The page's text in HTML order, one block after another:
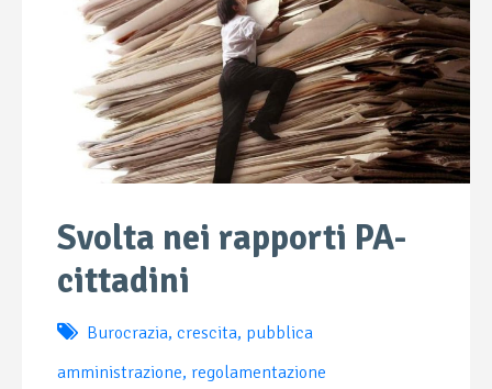
Svolta nei rapporti PA-
cittadini
Burocrazia, crescita, pubblica
amministrazione, regolamentazione